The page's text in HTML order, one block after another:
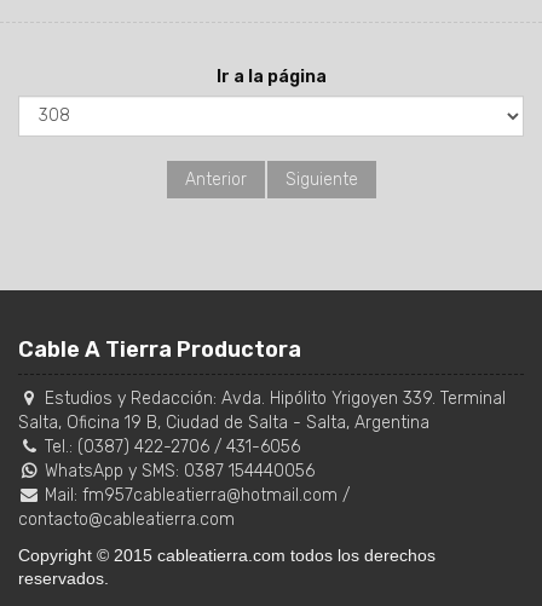
Ir a la página
Anterior Siguiente
Cable A Tierra Productora
Estudios y Redacción: Avda. Hipólito Yrigoyen 339. Terminal
Salta, Oficina 19 B, Ciudad de Salta - Salta, Argentina
Tel.: (0387) 422-2706 / 431-6056
WhatsApp y SMS: 0387 154440056
Mail: fm957cableatierra@hotmail.com /
contacto@cableatierra.com
Copyright © 2015 cableatierra.com todos los derechos
reservados.